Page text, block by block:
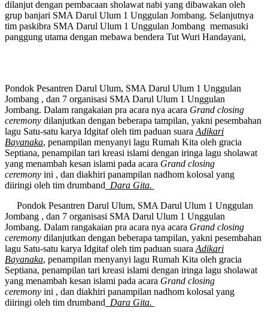
dilanjut dengan pembacaan sholawat nabi yang dibawakan oleh
grup banjari SMA Darul Ulum 1 Unggulan Jombang. Selanjutnya
tim paskibra SMA Darul Ulum 1 Unggulan Jombang memasuki
panggung utama dengan mebawa bendera Tut Wuri Handayani,
Pondok Pesantren Darul Ulum, SMA Darul Ulum 1 Unggulan
Jombang , dan 7 organisasi SMA Darul Ulum 1 Unggulan
Jombang. Dalam rangakaian pra acara nya acara Grand closing
ceremony dilanjutkan dengan beberapa tampilan, yakni pesembahan
lagu Satu-satu karya Idgitaf oleh tim paduan suara Adikari
Bayanaka, penampilan menyanyi lagu Rumah Kita oleh gracia
Septiana, penampilan tari kreasi islami dengan iringa lagu sholawat
yang menambah kesan islami pada acara Grand closing
ceremony ini , dan diakhiri panampilan nadhom kolosal yang
diiringi oleh tim drumband Dara Gita.
Pondok Pesantren Darul Ulum, SMA Darul Ulum 1 Unggulan
Jombang , dan 7 organisasi SMA Darul Ulum 1 Unggulan
Jombang. Dalam rangakaian pra acara nya acara Grand closing
ceremony dilanjutkan dengan beberapa tampilan, yakni pesembahan
lagu Satu-satu karya Idgitaf oleh tim paduan suara Adikari
Bayanaka, penampilan menyanyi lagu Rumah Kita oleh gracia
Septiana, penampilan tari kreasi islami dengan iringa lagu sholawat
yang menambah kesan islami pada acara Grand closing
ceremony ini , dan diakhiri panampilan nadhom kolosal yang
diiringi oleh tim drumband Dara Gita.